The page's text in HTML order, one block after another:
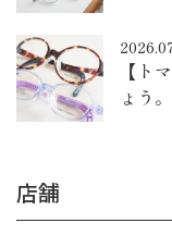
【ト
ょう。
店舗